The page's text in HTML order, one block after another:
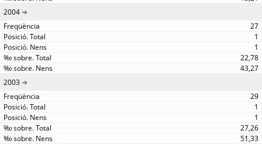
2004
27
1
1
22,78
43,27
2003
29
1
1
27,26
51,33